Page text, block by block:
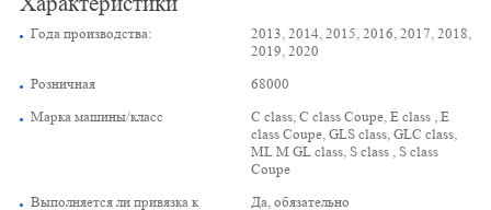
Года производства:
2013, 2014, 2015, 2016, 2017, 2018,
2019, 2020
Розничная
68000
Марка машины/класс
C class, C class Coupe, E class , E
class Coupe, GLS class, GLC class,
ML M GL class, S class , S class
Coupe
Выполняется ли привязка к
Да, обязательно